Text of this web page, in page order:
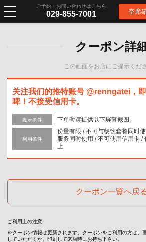
ご予約・お問い合わせはこちら
029-855-7001 空席
クーポン詳
この画面をお店にご提示くださ
关注我们的推特账号 @renngatei，
啤！不接受信用卡。
提示条件 下单时请提供以下屏幕截图。
利用条件
份量有限 / 不可与畅饮套餐同时
服务同时使用 / 不可使用信用卡 /
上
クーポン一覧へ戻る
ご利用上の注意
クーポン情報は更新されます。クーポンをご利用の方は、
していただくか、印刷して来店時にお持ち下さい。